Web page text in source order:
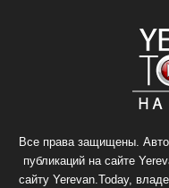
Все права защищены.
публикаций на сайте
сайту Yerevan.Today,